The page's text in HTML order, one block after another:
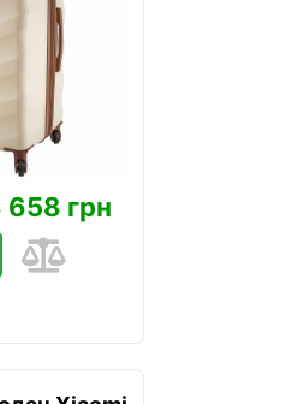
658 грн